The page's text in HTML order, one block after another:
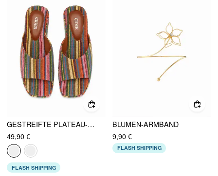
GESTREIFTE PLATEAU-KEILABSATZ-SANDALEN
49,90 €
FLASH SHIPPING
BLUMEN-ARMBAND
9,90 €
FLASH SHIPPING